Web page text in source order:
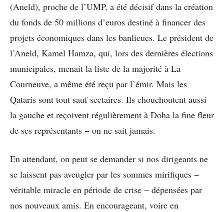
(Aneld), proche de l’UMP, a été décisif dans la création
du fonds de 50 millions d’euros destiné à financer des
projets économiques dans les banlieues. Le président de
l’Aneld, Kamel Hamza, qui, lors des dernières élections
municipales, menait la liste de la majorité à La
Courneuve, a même été reçu par l’émir. Mais les
Qataris sont tout sauf sectaires. Ils chouchoutent aussi
la gauche et reçoivent régulièrement à Doha la fine fleur
de ses représentants − on ne sait jamais.
En attendant, on peut se demander si nos dirigeants ne
se laissent pas aveugler par les sommes mirifiques −
véritable miracle en période de crise − dépensées par
nos nouveaux amis. En encourageant, voire en